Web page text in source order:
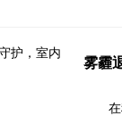
雾霾